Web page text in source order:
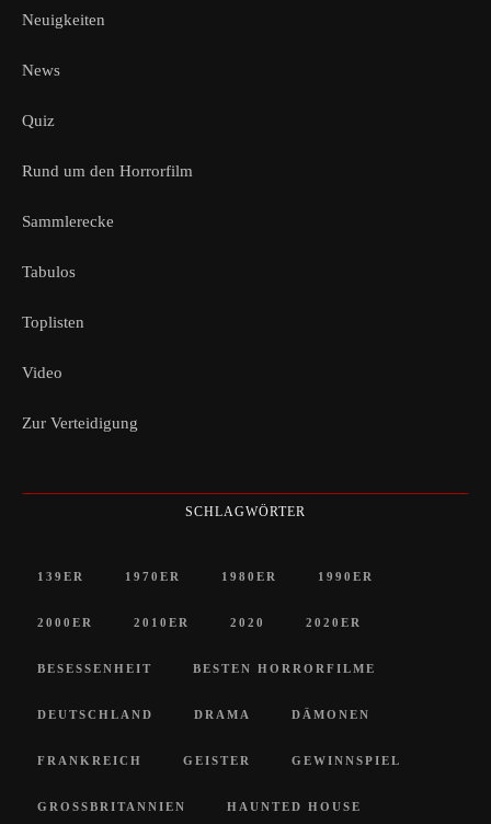
Neuigkeiten
News
Quiz
Rund um den Horrorfilm
Sammlerecke
Tabulos
Toplisten
Video
Zur Verteidigung
SCHLAGWÖRTER
139ER 1970ER 1980ER 1990ER
2000ER 2010ER 2020 2020ER
BESESSENHEIT BESTEN HORRORFILME
DEUTSCHLAND DRAMA DÄMONEN
FRANKREICH GEISTER GEWINNSPIEL
GROSSBRITANNIEN HAUNTED HOUSE